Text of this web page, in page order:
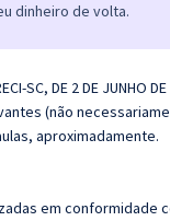
dinheiro de volta.
SC, DE 2 DE JUNHO
(não
aproximadamente.
em conformidade